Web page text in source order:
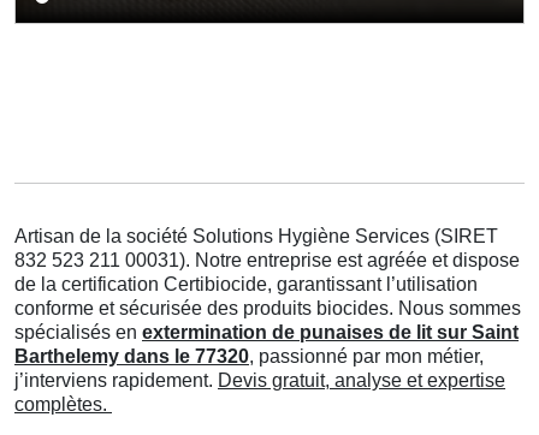
Artisan de la société Solutions Hygiène Services (SIRET
832 523 211 00031). Notre entreprise est agréée et dispose
de la certification Certibiocide, garantissant l’utilisation
conforme et sécurisée des produits biocides. Nous sommes
spécialisés en extermination de punaises de lit sur Saint
Barthelemy dans le 77320, passionné par mon métier,
j’interviens rapidement. Devis gratuit, analyse et expertise
complètes.